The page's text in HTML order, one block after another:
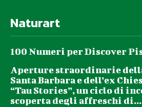
Naturart
100 Numeri per Discover
Aperture straordinarie
Santa Barbara e dell’ex
“Tau Stories”, un ciclo di
scoperta degli affreschi di...